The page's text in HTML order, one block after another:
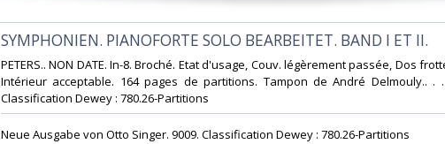
‎SYMPHONIEN. PIANOFORTE SOLO BEARBEITET. BAND I ET II.‎
‎PETERS.. NON DATE. In-8. Broché. Etat d'usage, Couv. légèrement passée, Dos
Intérieur acceptable. 164 pages de partitions. Tampon de André Delmouly.. .
Classification Dewey : 780.26-Partitions‎
‎Neue Ausgabe von Otto Singer. 9009. Classification Dewey : 780.26-Partitions‎